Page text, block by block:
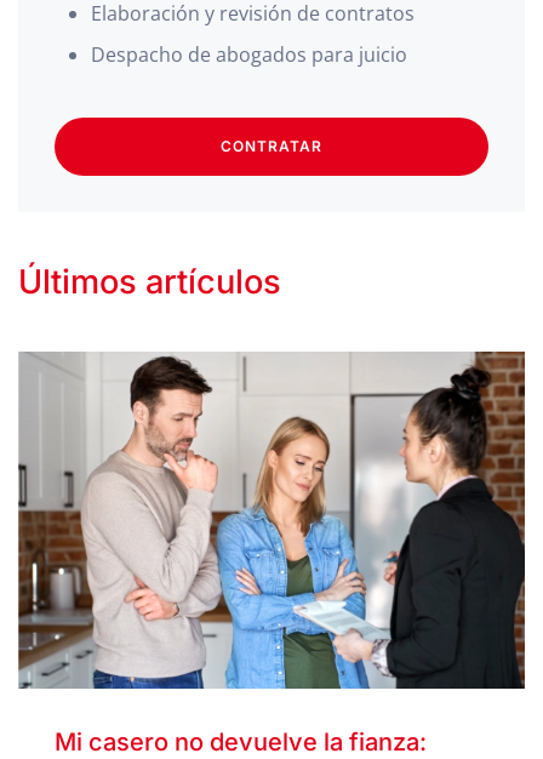
Elaboración y revisión de contratos
Despacho de abogados para juicio
CONTRATAR
Últimos artículos
Mi casero no devuelve la fianza: